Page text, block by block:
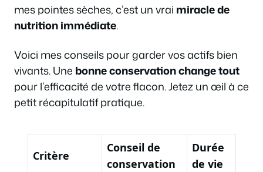
mes pointes sèches, c’est un vrai miracle de
nutrition immédiate.
Voici mes conseils pour garder vos actifs bien
vivants. Une bonne conservation change tout
pour l’efficacité de votre flacon. Jetez un œil à ce
petit récapitulatif pratique.
Critère
Conseil de
conservation
Durée
de vie